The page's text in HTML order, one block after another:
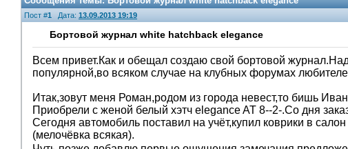
Пост #1 Дата: 13.09.2013 19:19
Бортовой журнал white hatchback elegance
Всем привет.Как и обещал создаю свой бортовой
популярной,во всяком случае на клубных форумах
Итак,зовут меня Роман,родом из города невест,то бишь
Приобрели с женой белый хэтч elegance AT 8--2-.Со дня
Сегодня автомобиль поставил на учёт,купил коврики в
(мелочёвка всякая).